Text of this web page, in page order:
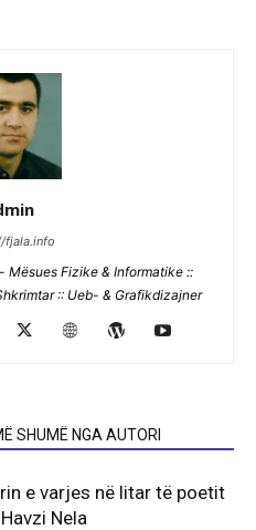
fjala.info
- Mësues Fizike & Informatike ::
:: Ueb- & Grafikdizajner
SHUMË NGA AUTORI
e varjes në litar të poetit
Nela